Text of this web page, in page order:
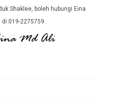
Shaklee, boleh hubungi Eina
di 019-2275759.